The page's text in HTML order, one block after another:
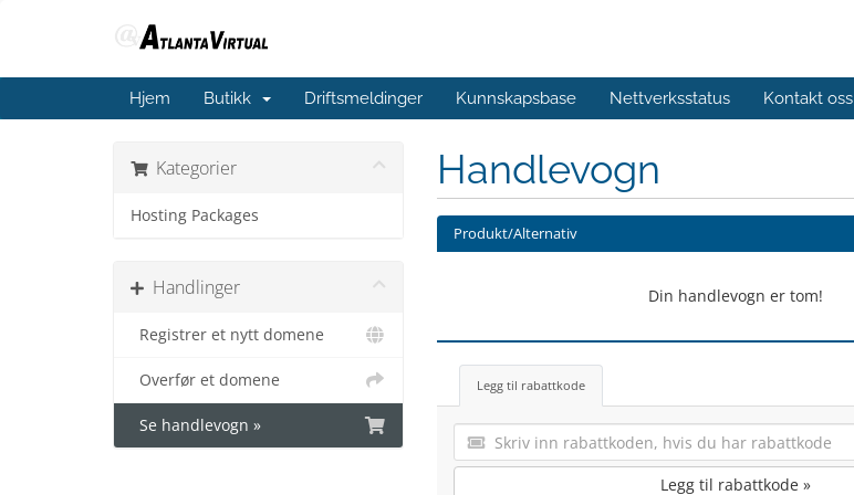
Hjem Butikk Driftsmeldinger Kunnskapsbase Nettverksstatus Kontakt oss
Kategorier
Hosting Packages
Handlinger
Registrer et nytt domene
Overfør et domene
Se handlevogn »
Handlevogn
Produkt/Alternativ
Din handlevogn er tom!
Legg til rabattkode
Legg til rabattkode »